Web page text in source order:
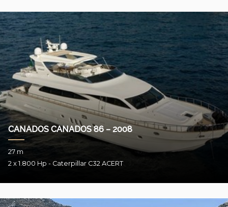
CANADOS CANADOS 86 – 2008
27 m
2 x 1.800 Hp - Caterpillar C32 ACERT